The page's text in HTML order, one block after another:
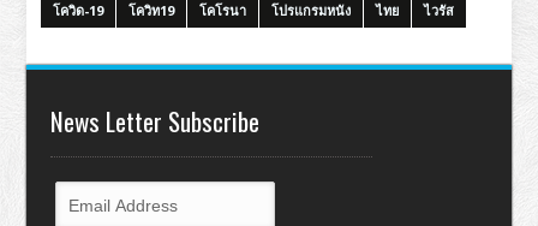
โควิด-19
โควิท19 โคโรนา โปรแกรมหนัง ไทย ไวรัส
News Letter Subscribe